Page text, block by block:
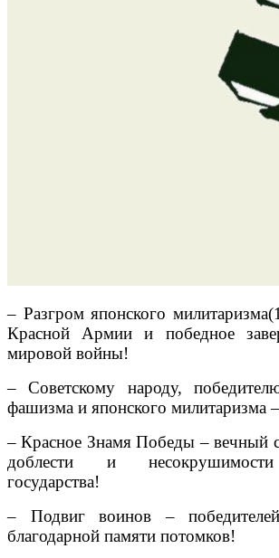
– Разгром японского
Красной Армии и победное
мировой войны!
– Советскому народу,
фашизма и японского милитаризма
– Красное Знамя Победы – вечный
доблести и несокрушимости
государства!
– Подвиг воинов –
благодарной памяти потомков!